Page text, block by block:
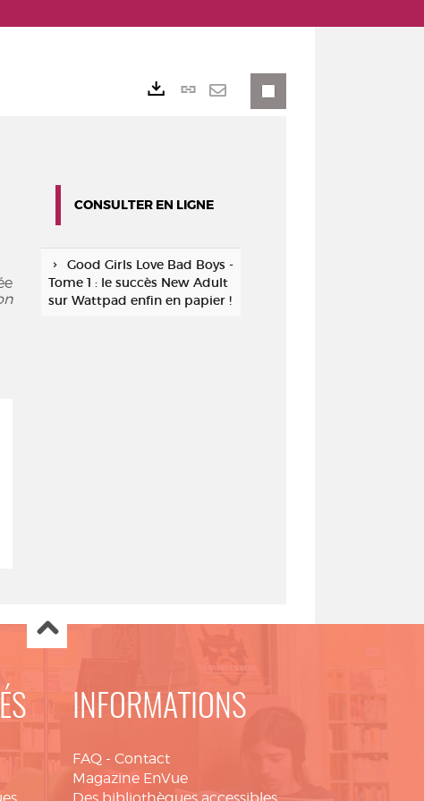
Lien
CONSULTER EN LIGNE
Good Girls Love Bad Boys -
Tome 1 : le succès New Adult
sur Wattpad enfin en papier !
INFORMATIONS
FAQ - Contact
Magazine EnVue